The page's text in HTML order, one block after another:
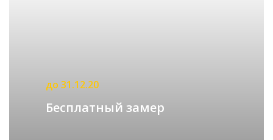
до 31.12.20
Бесплатный замер